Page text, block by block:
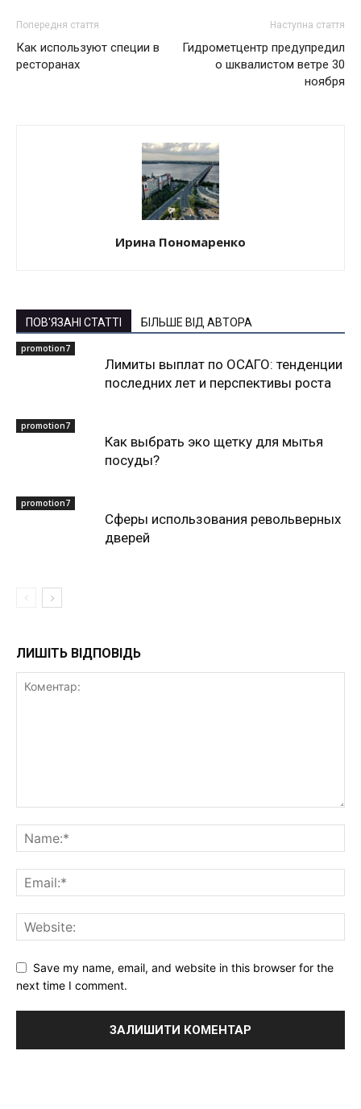
Попередня стаття
Как используют специи в
ресторанах
Наступна стаття
Гидрометцентр предупредил
о шквалистом ветре 30
ноября
Ирина Пономаренко
ПОВ'ЯЗАНІ СТАТТІ БІЛЬШЕ ВІД АВТОРА
promotion7
Лимиты выплат по ОСАГО: тенденции
последних лет и перспективы роста
promotion7
Как выбрать эко щетку для мытья
посуды?
promotion7
Сферы использования револьверных
дверей
ЛИШІТЬ ВІДПОВІДЬ
Save my name, email, and website in this browser for the
next time I comment.